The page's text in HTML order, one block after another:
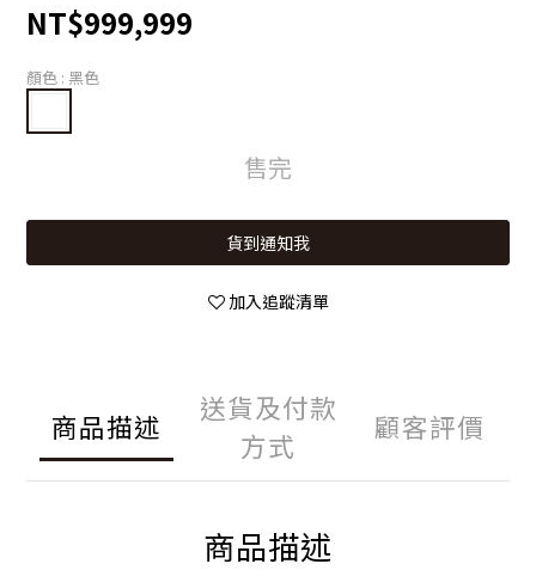
NT$999,999
顏色 : 黑色
售完
貨到通知我
加入追蹤清單
商品描述
送貨及付款
方式
顧客評價
商品描述